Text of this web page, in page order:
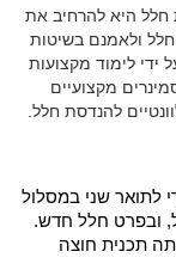
היא להרחיב את
ולאמנם בשיטות
לימוד מקצועות
מקצועיים
להנדסת חלל.
לתואר שני במסלול
ובפרט חלל חדש.
תכנית חוצה